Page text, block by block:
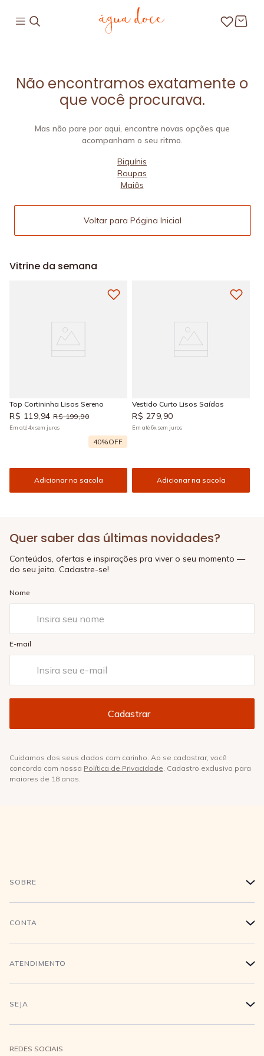
Não encontramos exatamente o
que você procurava.
Mas não pare por aqui, encontre novas opções que
acompanham o seu ritmo.
Biquínis
Roupas
Maiôs
Voltar para Página Inicial
Vitrine da semana
Top Cortininha Lisos Sereno
R$ 119,94 R$ 199,90
Em até4xsem juros
40%OFF
Adicionar na sacola
Vestido Curto Lisos Saídas
R$ 279,90
Em até6xsem juros
Adicionar na sacola
Quer saber das últimas novidades?
Conteúdos, ofertas e inspirações pra viver o seu momento —
do seu jeito. Cadastre-se!
Nome
E-mail
Cuidamos dos seus dados com carinho. Ao se cadastrar, você
concorda com nossa Política de Privacidade. Cadastro exclusivo para
maiores de 18 anos.
SOBRE +
História
Conecte-se
CONTA +
Login
Meus pedidos
ATENDIMENTO +
Compra Segura
SEJA +
REDES SOCIAIS